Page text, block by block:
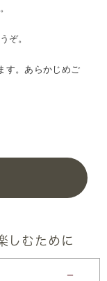
ぞ。
す。あらかじめご
しむために